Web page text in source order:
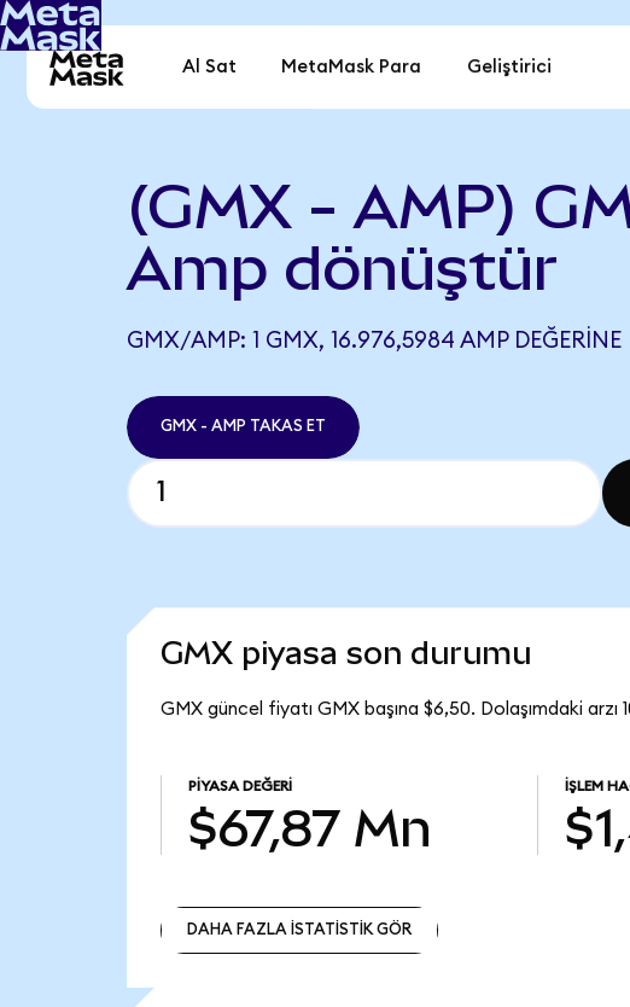
Al Sat MetaMask Para Geliştirici
(GMX - AMP)
Amp dönüştür
GMX/AMP: 1 GMX, 16.976,5984 AMP DEĞERINE
GMX - AMP TAKAS ET
GMX piyasa son durumu
GMX güncel fiyatı GMX başına $6,50. Dolaşımdaki
PIYASA DEĞERI
$67,87 Mn
İŞLEM
DAHA FAZLA İSTATİSTİK GÖR